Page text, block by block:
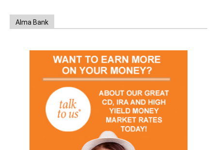
Alma Bank